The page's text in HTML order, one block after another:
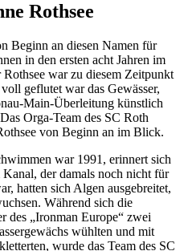
Rothsee
Beginn an diesen Namen für
in den ersten acht Jahren im
war zu diesem Zeitpunkt
geflutet war das Gewässer,
Main-Überleitung künstlich
Orga-Team des SC Roth
von Beginn an im Blick.
war 1991, erinnert sich
der damals noch nicht für
hatten sich Algen ausgebreitet,
Während sich die
des „Ironman Europe“ zwei
wühlten und mit
wurde das Team des SC